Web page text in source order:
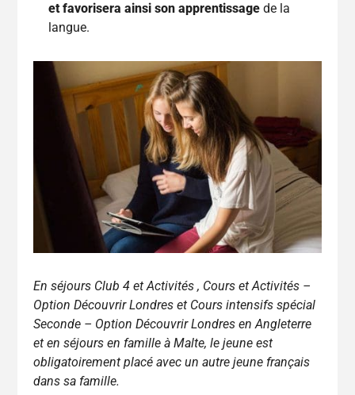
et favorisera ainsi son apprentissagede la
langue.
En séjours Club 4 et Activités , Cours et Activités –
Option Découvrir Londres et Cours intensifs spécial
Seconde – Option Découvrir Londresen Angleterre
et en séjours en famille à Malte, le jeune est
obligatoirement placé avec un autre jeune français
dans sa famille.